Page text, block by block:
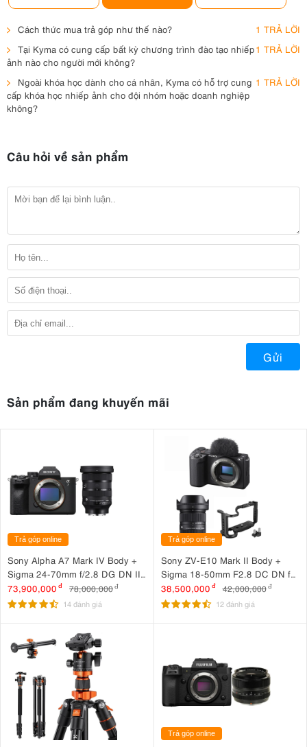
Cách thức mua trả góp như thế nào?
1 TRẢ LỜI
Tại Kyma có cung cấp bất kỳ chương trình đào tạo nhiếp
ảnh nào cho người mới không?
1 TRẢ LỜI
Ngoài khóa học dành cho cá nhân, Kyma có hỗ trợ cung
cấp khóa học nhiếp ảnh cho đội nhóm hoặc doanh nghiệp
không?
1 TRẢ LỜI
Câu hỏi về sản phẩm
Gửi
Sản phẩm đang khuyến mãi
Trả góp online
Sony Alpha A7 Mark IV Body +
Sigma 24-70mm f/2.8 DG DN II
Art
73,900,000 đ 78,000,000đ
14 đánh giá
Trả góp online
Sony ZV-E10 Mark II Body +
Sigma 18-50mm F2.8 DC DN for
Sony + SmallRig Cage for Sony
ZV-E10 II 4867
38,500,000 đ 42,000,000 đ
12 đánh giá
Trả góp online